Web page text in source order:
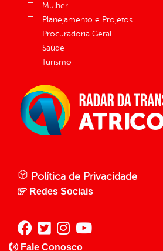
Mulher
Planejamento e Projetos
Procuradoria Geral
Saúde
Turismo
Política de Privacidade
Redes Sociais
Fale Conosco